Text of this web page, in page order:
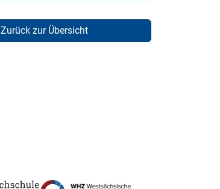
Zurück zur Übersicht